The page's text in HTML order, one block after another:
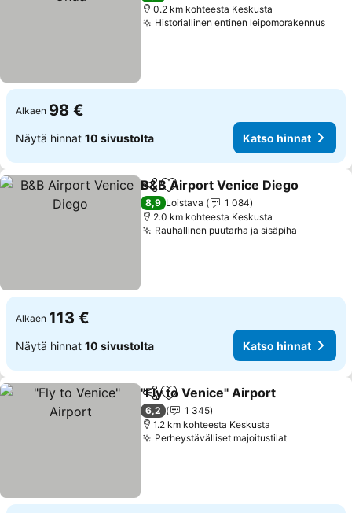
0.2 km kohteesta Keskusta
Historiallinen entinen leipomorakennus
Alkaen 98 €
Näytä hinnat 10 sivustolta Katso hinnat
Jaa Lisää suosikkeihin
B&B Airport Venice Diego
8,9 Loistava
1 084
2.0 km kohteesta Keskusta
Rauhallinen puutarha ja sisäpiha
Alkaen 113 €
Näytä hinnat 10 sivustolta Katso hinnat
Jaa Lisää suosikkeihin
"Fly to Venice" Airport
6,2
1 345
1.2 km kohteesta Keskusta
Perheystävälliset majoitustilat